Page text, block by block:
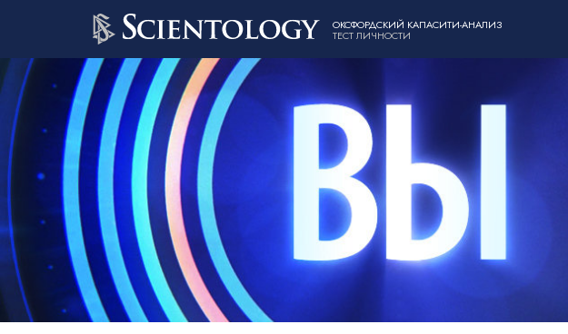
ОКСФОРДСКИЙ КАПАСИТИ-АНАЛИЗ
ТЕСТ ЛИЧНОСТИ